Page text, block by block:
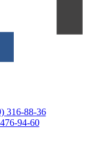
316-88-36
94-60